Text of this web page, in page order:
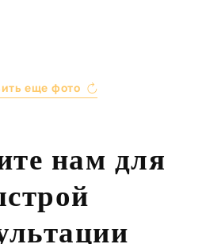
еще фото
нам для